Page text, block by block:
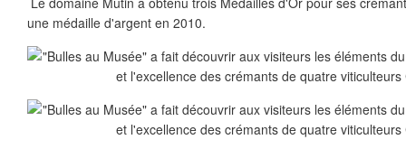
une médaille d'argent en 2010.